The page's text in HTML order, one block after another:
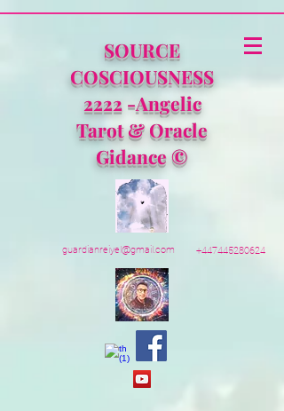
SOURCE
COSCIOUSNESS
2222 -Angelic
Tarot & Oracle
Gidance ©
guardianreiyel@gmail.com +447445280624